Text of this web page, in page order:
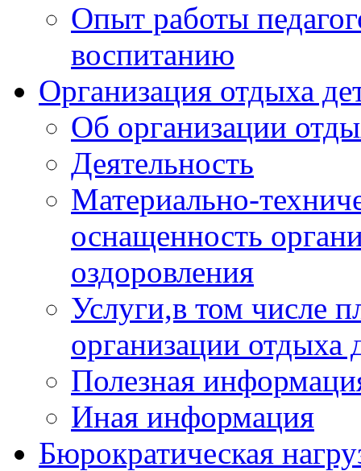
Опыт работы
воспитанию
Организация отдыха
Об организации
Деятельность
Материально-
оснащенность
оздоровления
Услуги,в том числе
организации отдыха
Полезная
Иная информация
Бюрократическая